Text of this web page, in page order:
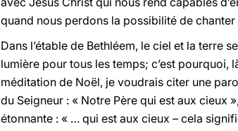
quand nous perdons la possibilité de
Dans l’étable de Bethléem, le ciel et la terre
lumière pour tous les temps; c’est pourquoi,
méditation de Noël, je voudrais citer une
du Seigneur : « Notre Père qui est aux cieux
étonnante : « … qui est aux cieux – cela